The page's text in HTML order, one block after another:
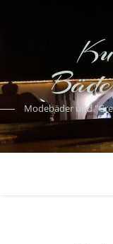
Modebäder und